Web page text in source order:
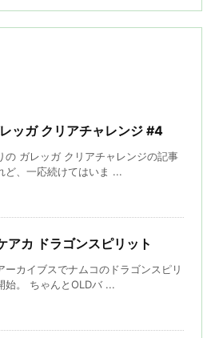
ッガ クリアチャレンジ #4
の ガレッガ クリアチャレンジの記事
ど、一応続けてはいま ...
アカ ドラゴンスピリット
ーカイブスでナムコのドラゴンスピリ
始。 ちゃんとOLDバ ...